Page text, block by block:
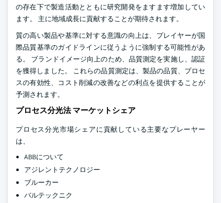
の存在下で製造活動とともに研究開発をますます増加してい
ます。 主に地域成長に貢献することが期待されます。
質の高い製品や基準に対する意識の向上は、プレイヤーが国
際品質基準のガイドラインに従うように強制する可能性があ
る。 ブランドイメージ向上のため、品質測定を実施し、認証
を獲得しました。 これらの品質測定は、製品の品質、プロセ
スの有効性、コスト削減の改善などの利点を提供することが
予測されます。
プロセス分光法 マーケットシェア
プロセス分光市場シェアに貢献している主要なプレーヤー
は、
ABBについて
アジレントテクノロジー
ブルーカー
バルテックニク